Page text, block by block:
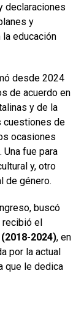
declaraciones
y
educación
desde 2024
de acuerdo en
y de la
cuestiones de
ocasiones
fue para
y, otro
de género.
buscó
recibió el
2024), en
por la actual
que le dedica